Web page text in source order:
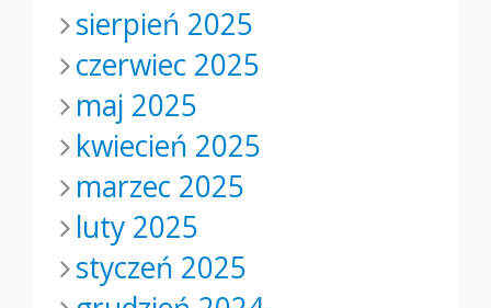
sierpień 2025
czerwiec 2025
maj 2025
kwiecień 2025
marzec 2025
luty 2025
styczeń 2025